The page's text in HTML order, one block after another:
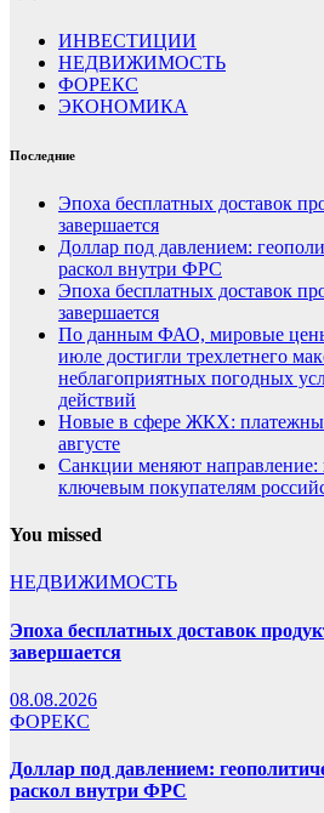
ИНВЕСТИЦИИ
НЕДВИЖИМОСТЬ
ФОРЕКС
ЭКОНОМИКА
Последние
Эпоха бесплатных доставок
завершается
Доллар под давлением:
раскол внутри ФРС
Эпоха бесплатных доставок
завершается
По данным ФАО, мировые цены
июле достигли трехлетнего
неблагоприятных погодных
действий
Новые в сфере ЖКХ:
августе
Санкции меняют направление:
ключевым покупателям
You missed
НЕДВИЖИМОСТЬ
Эпоха бесплатных доставок
завершается
08.08.2026
ФОРЕКС
Доллар под давлением:
раскол внутри ФРС